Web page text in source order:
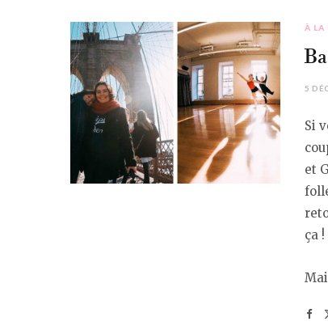
À LA
5
Si
et
ça !